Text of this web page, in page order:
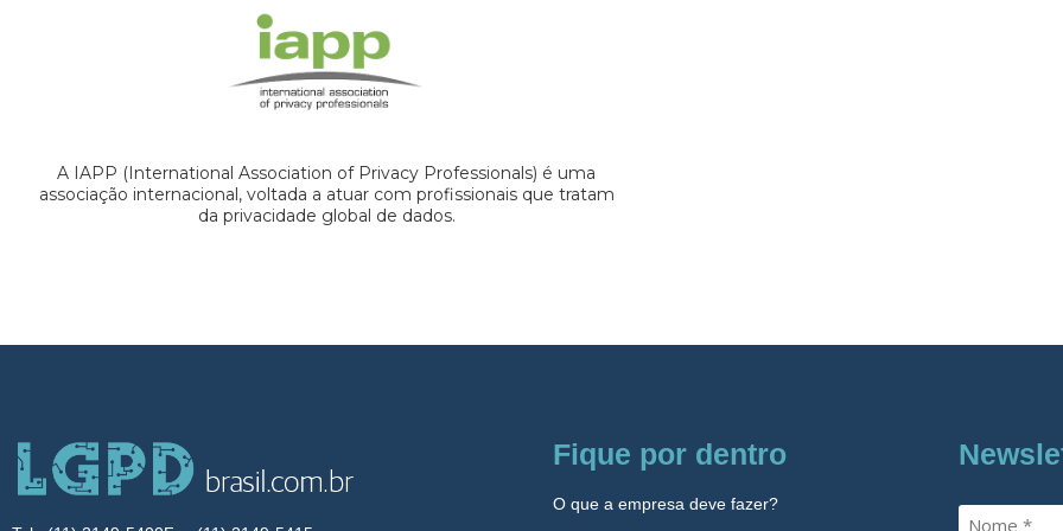
A IAPP (International Association of Privacy Professionals) é uma
associação internacional, voltada a atuar com profissionais que tratam
da privacidade global de dados.
Fique por dentro
O que a empresa deve fazer?